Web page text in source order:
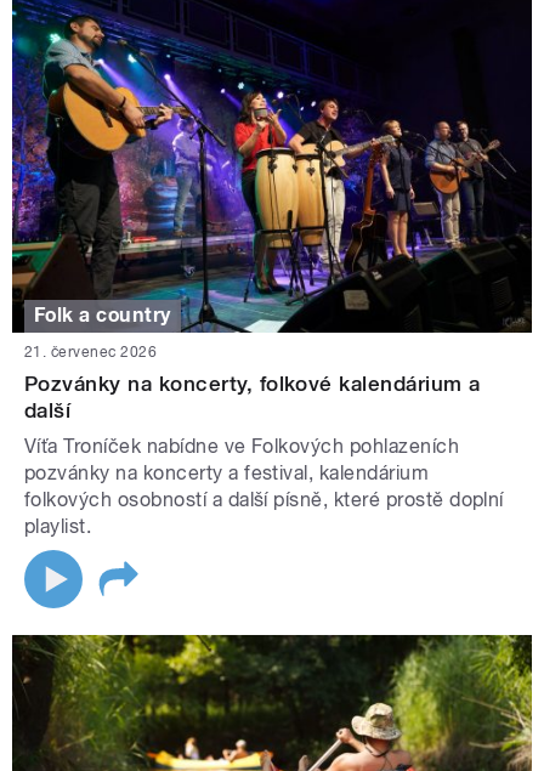
Folk a country
21. červenec 2026
Pozvánky na koncerty, folkové kalendárium a
další
Víťa Troníček nabídne ve Folkových pohlazeních
pozvánky na koncerty a festival, kalendárium
folkových osobností a další písně, které prostě doplní
playlist.